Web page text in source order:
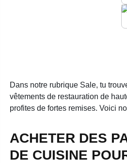
Dans notre rubrique Sale, tu
vêtements de restauration de
profites de fortes remises. Voici
ACHETER DES
DE CUISINE